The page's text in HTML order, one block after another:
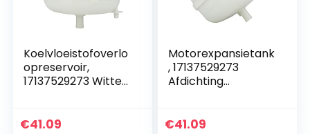
Koelvloeistofoverlo
opreservoir,
17137529273 Witte
auto
€41.09
Motorexpansietank
, 17137529273
Afdichting
Wit Anti-slijtage
€41.09